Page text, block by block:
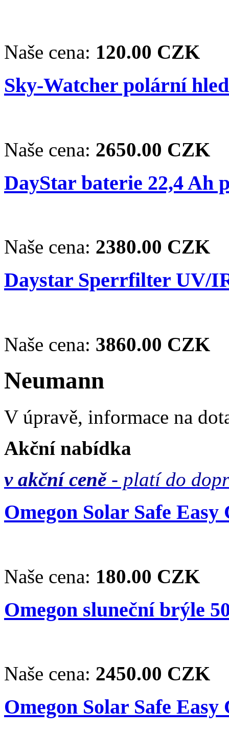
Naše cena: 120.00 CZK
Sky-Watcher polární
Naše cena: 2650.00 CZK
DayStar baterie 22,4
Naše cena: 2380.00 CZK
Daystar Sperrfilter UV/
Naše cena: 3860.00 CZK
Neumann
V úpravě, informace na
Akční nabídka
v akční ceně - platí do
Omegon Solar Safe
Naše cena: 180.00 CZK
Omegon sluneční brýle
Naše cena: 2450.00 CZK
Omegon Solar Safe